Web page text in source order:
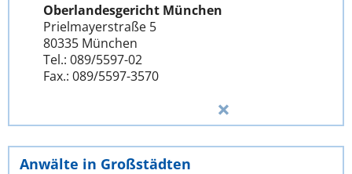
Oberlandesgericht München
Prielmayerstraße 5
80335 München
Tel.: 089/5597-02
Fax.: 089/5597-3570
Anwälte in Großstädten